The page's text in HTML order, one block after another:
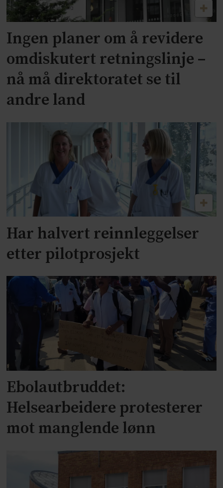
Ingen planer om å revidere
omdiskutert retningslinje –
nå må direktoratet se til
andre land
Har halvert reinnleggelser
etter pilotprosjekt
Ebolautbruddet:
Helsearbeidere protesterer
mot manglende lønn